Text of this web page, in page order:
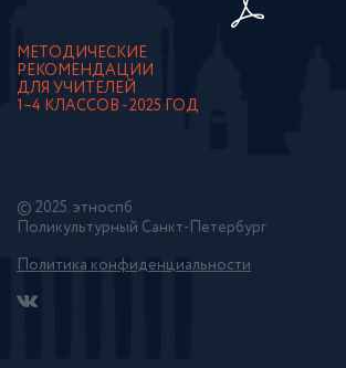
МЕТОДИЧЕСКИЕ
РЕКОМЕНДАЦИИ
ДЛЯ УЧИТЕЛЕЙ
1–4 КЛАССОВ - 2025 ГОД
© 2025. этноспб
Поликультурный Санкт-Петербург
Политика конфиденциальности